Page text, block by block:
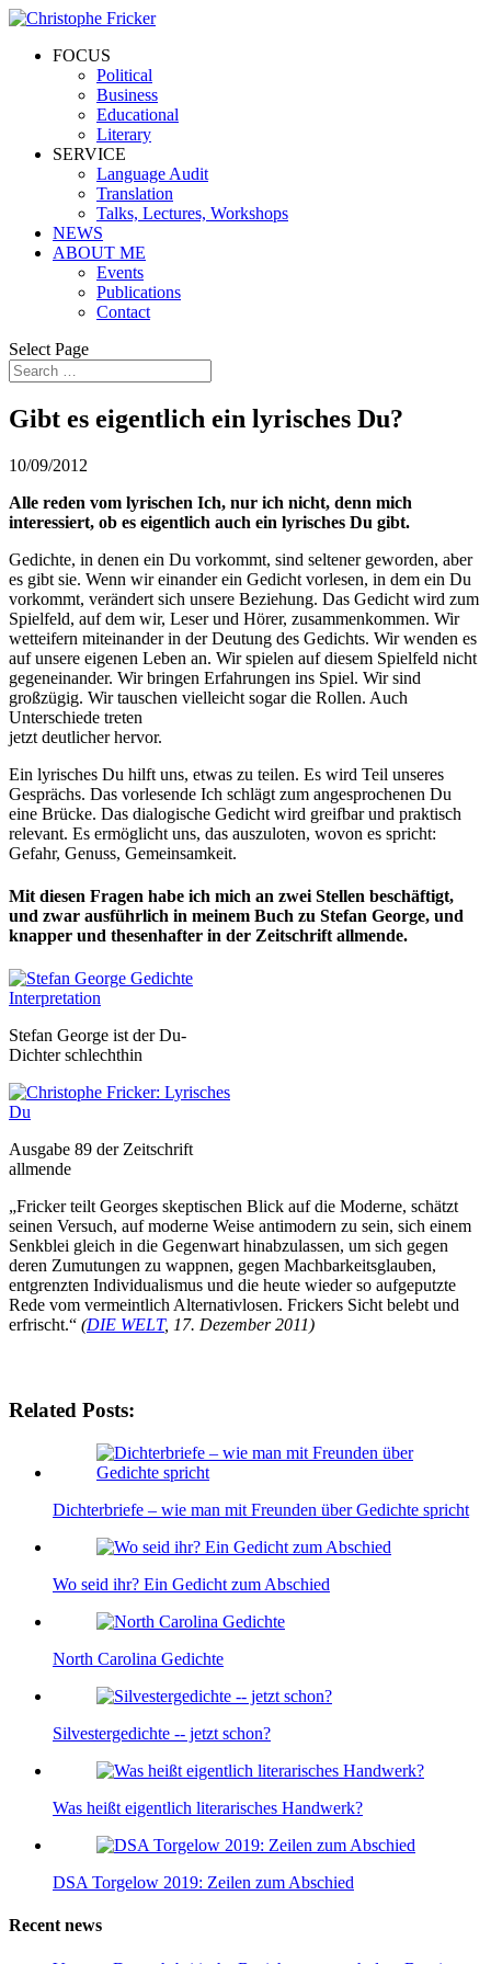
FOCUS
Political
Business
Educational
Literary
SERVICE
Language Audit
Translation
Talks, Lectures, Workshops
NEWS
ABOUT ME
Events
Publications
Contact
Select Page
Gibt es eigentlich ein lyrisches Du?
10/09/2012
Alle reden vom lyrischen Ich, nur ich nicht, denn mich
interessiert, ob es eigentlich auch ein lyrisches Du gibt.
Gedichte, in denen ein Du vorkommt, sind seltener geworden, aber
es gibt sie. Wenn wir einander ein Gedicht vorlesen, in dem ein Du
vorkommt, verändert sich unsere Beziehung. Das Gedicht wird zum
Spielfeld, auf dem wir, Leser und Hörer, zusammenkommen. Wir
wetteifern miteinander in der Deutung des Gedichts. Wir wenden es
auf unsere eigenen Leben an. Wir spielen auf diesem Spielfeld nicht
gegeneinander. Wir bringen Erfahrungen ins Spiel. Wir sind
großzügig. Wir tauschen vielleicht sogar die Rollen. Auch
Unterschiede treten
jetzt deutlicher hervor.
Ein lyrisches Du hilft uns, etwas zu teilen. Es wird Teil unseres
Gesprächs. Das vorlesende Ich schlägt zum angesprochenen Du
eine Brücke. Das dialogische Gedicht wird greifbar und praktisch
relevant. Es ermöglicht uns, das auszuloten, wovon es spricht:
Gefahr, Genuss, Gemeinsamkeit.
Mit diesen Fragen habe ich mich an zwei Stellen beschäftigt,
und zwar ausführlich in meinem Buch zu Stefan George, und
knapper und thesenhafter in der Zeitschrift allmende.
Stefan George ist der Du-
Dichter schlechthin
Ausgabe 89 der Zeitschrift
allmende
„Fricker teilt Georges skeptischen Blick auf die Moderne, schätzt
seinen Versuch, auf moderne Weise antimodern zu sein, sich einem
Senkblei gleich in die Gegenwart hinabzulassen, um sich gegen
deren Zumutungen zu wappnen, gegen Machbarkeitsglauben,
entgrenzten Individualismus und die heute wieder so aufgeputzte
Rede vom vermeintlich Alternativlosen. Frickers Sicht belebt und
erfrischt.“ (DIE WELT, 17. Dezember 2011)
Related Posts:
Dichterbriefe – wie man mit Freunden über Gedichte spricht
Wo seid ihr? Ein Gedicht zum Abschied
North Carolina Gedichte
Silvestergedichte -- jetzt schon?
Was heißt eigentlich literarisches Handwerk?
DSA Torgelow 2019: Zeilen zum Abschied
Recent news